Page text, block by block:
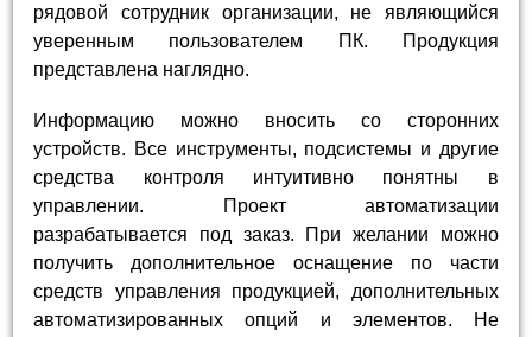
рядовой сотрудник организации, не являющийся
уверенным пользователем ПК. Продукция
представлена наглядно.
Информацию можно вносить со сторонних
устройств. Все инструменты, подсистемы и другие
средства контроля интуитивно понятны в
управлении. Проект автоматизации
разрабатывается под заказ. При желании можно
получить дополнительное оснащение по части
средств управления продукцией, дополнительных
автоматизированных опций и элементов. Не